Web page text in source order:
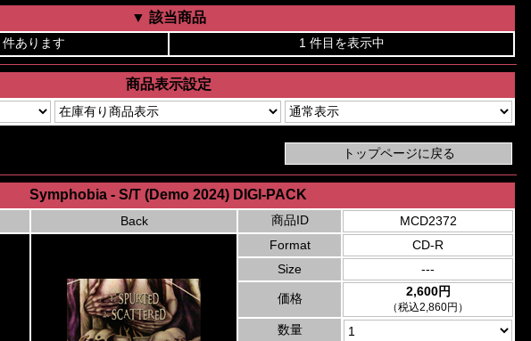
▼ 該当商品
件あります 1 件目を表示中
商品表示設定
Symphobia - S/T (Demo 2024) DIGI-PACK
Back 商品ID
MCD2372
Format
CD-R
Size
---
価格 2,600円
（税込2,860円）
数量